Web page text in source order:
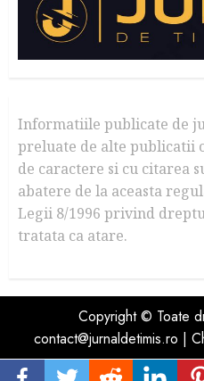
Informatiile publicate de
preluate de alte publicatii
de caractere si cu citarea
abatere de la aceasta
Legii 8/1996 privind
tratata ca atare.
Copyright © Toate
contact@jurnaldetimis.ro |